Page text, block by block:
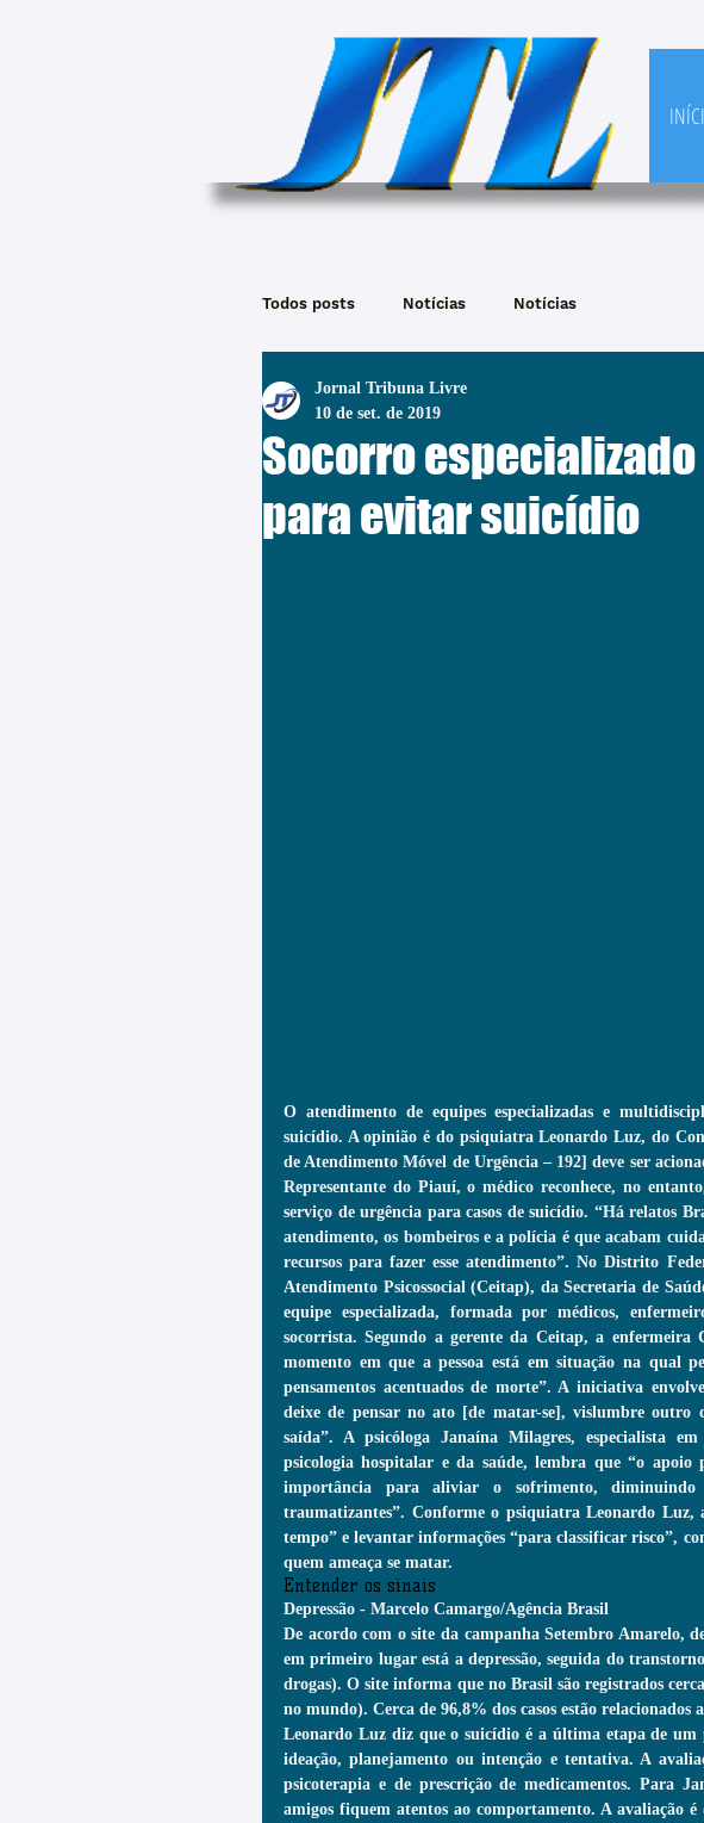
Todos posts Notícias Notícias
Socorro
para evitar suicídio
Jornal Tribuna Livre
10 de set. de 2019
O atendimento de equipes especializadas e
suicídio. A opinião é do psiquiatra Leonardo Luz, do
de Atendimento Móvel de Urgência – 192] deve ser
Representante do Piauí, o médico reconhece, no
serviço de urgência para casos de suicídio. “Há relatos
atendimento, os bombeiros e a polícia é que acabam
recursos para fazer esse atendimento”. No Distrito
Atendimento Psicossocial (Ceitap), da Secretaria de
equipe especializada, formada por médicos,
socorrista. Segundo a gerente da Ceitap, a enfermeira
momento em que a pessoa está em situação na qual
pensamentos acentuados de morte”. A iniciativa
deixe de pensar no ato [de matar-se], vislumbre outro
saída”. A psicóloga Janaína Milagres, especialista
psicologia hospitalar e da saúde, lembra que “o apoio
importância para aliviar o sofrimento, diminuindo
traumatizantes”. Conforme o psiquiatra Leonardo
tempo” e levantar informações “para classificar risco”,
quem ameaça se matar.
Entender os sinais
Depressão - Marcelo Camargo/Agência Brasil
De acordo com o site da campanha Setembro Amarelo,
em primeiro lugar está a depressão, seguida do
drogas). O site informa que no Brasil são registrados
no mundo). Cerca de 96,8% dos casos estão relacionados
Leonardo Luz diz que o suicídio é a última etapa de um
ideação, planejamento ou intenção e tentativa. A
psicoterapia e de prescrição de medicamentos. Para
amigos fiquem atentos ao comportamento. A avaliação